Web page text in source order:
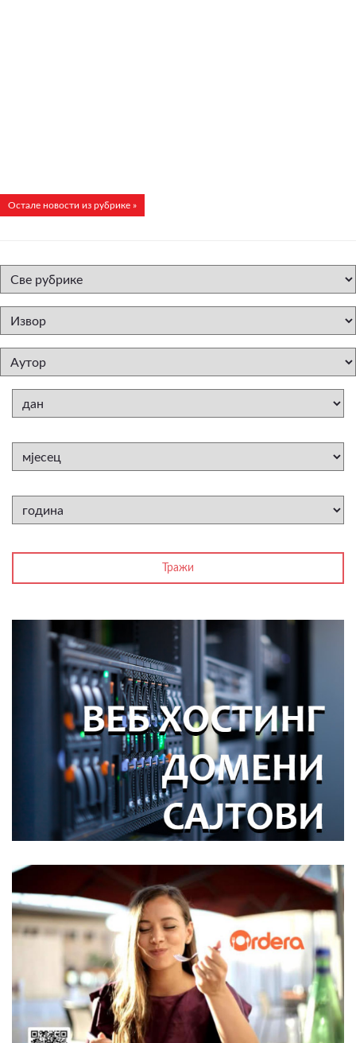
Остале новости из рубрике »